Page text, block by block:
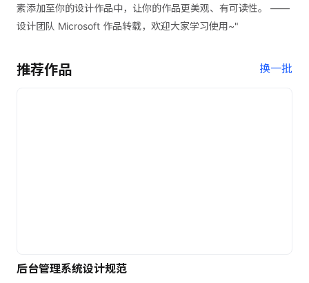
素添加至你的设计作品中，让你的作品更美观、有可读性。 ——
设计团队 Microsoft 作品转载，欢迎大家学习使用~"
推荐作品 换一批
后台管理系统设计规范